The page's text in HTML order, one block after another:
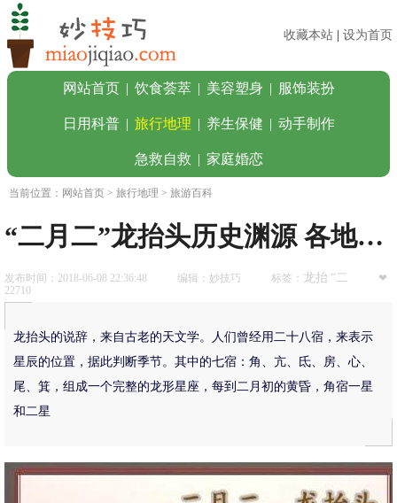
收藏本站 设为首页
网站首页 | 饮食荟萃 | 美容塑身 | 服饰装扮
日用科普 | 旅行地理 | 养生保健 | 动手制作
急救自救 | 家庭婚恋
当前位置： 网站首页 > 旅行地理 > 旅游百科
“二月二”龙抬头历史渊源 各地民俗大不同
发布时间：2018-06-08 22:36:48 编辑：妙技巧 标签： 龙抬 “二
❤
22710
龙抬头的说辞，来自古老的天文学。人们曾经用二十八宿，来表示
星辰的位置，据此判断季节。其中的七宿：角、亢、氐、房、心、
尾、箕，组成一个完整的龙形星座，每到二月初的黄昏，角宿一星
和二星